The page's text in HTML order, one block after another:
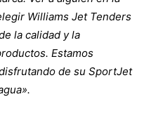
Williams Jet Tenders
la calidad y la
Estamos
de su SportJet